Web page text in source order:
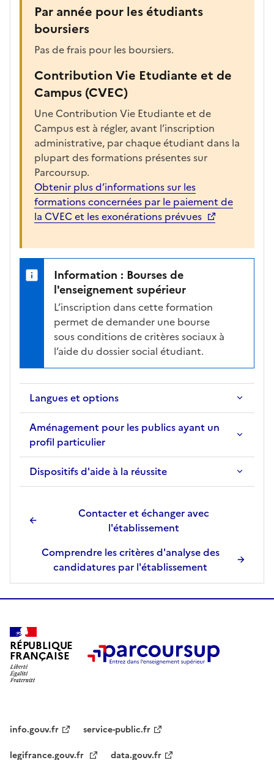
Par année pour les étudiants
boursiers
Pas de frais pour les boursiers.
Contribution Vie Etudiante et de
Campus (CVEC)
Une Contribution Vie Etudiante et de
Campus est à régler, avant l’inscription
administrative, par chaque étudiant dans la
plupart des formations présentes sur
Parcoursup.
Obtenir plus d’informations sur les
formations concernées par le paiement de
la CVEC et les exonérations prévues
Information : Bourses de
l'enseignement supérieur
L’inscription dans cette formation
permet de demander une bourse
sous conditions de critères sociaux à
l’aide du dossier social étudiant.
Langues et options
Aménagement pour les publics ayant un
profil particulier
Dispositifs d'aide à la réussite
Contacter et échanger avec
l'établissement
Comprendre les critères d'analyse des
candidatures par l'établissement
RÉPUBLIQUE
FRANÇAISE
info.gouv.fr
service-public.fr
legifrance.gouv.fr
data.gouv.fr